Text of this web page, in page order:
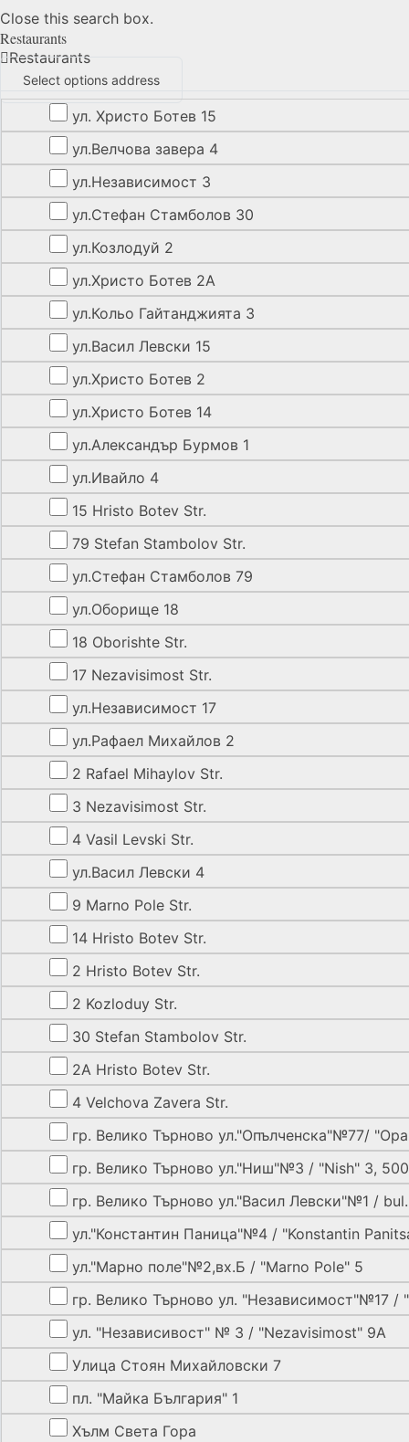
Close this search box.
Restaurants
Restaurants
Select options address
ул. Христо Ботев 15
ул.Велчова завера 4
ул.Независимост 3
ул.Стефан Стамболов 30
ул.Козлодуй 2
ул.Христо Ботев 2А
ул.Кольо Гайтанджията 3
ул.Васил Левски 15
ул.Христо Ботев 2
ул.Христо Ботев 14
ул.Александър Бурмов 1
ул.Ивайло 4
15 Hristo Botev Str.
79 Stefan Stambolov Str.
ул.Стефан Стамболов 79
ул.Оборище 18
18 Oborishte Str.
17 Nezavisimost Str.
ул.Независимост 17
ул.Рафаел Михайлов 2
2 Rafael Mihaylov Str.
3 Nezavisimost Str.
4 Vasil Levski Str.
ул.Васил Левски 4
9 Marno Pole Str.
14 Hristo Botev Str.
2 Hristo Botev Str.
2 Kozloduy Str.
30 Stefan Stambolov Str.
2A Hristo Botev Str.
4 Velchova Zavera Str.
гр. Велико Търново ул."Опълченска"№77/
гр. Велико Търново ул."Ниш"№3 / "Nish" 3,
гр. Велико Търново ул."Васил Левски"№1 /
ул."Константин Паница"№4 / "Konstantin
ул."Марно поле"№2,вх.Б / "Marno Pole" 5
гр. Велико Търново ул. "Независимост"№17 /
ул. "Независивост" № 3 / "Nezavisimost" 9А
Улица Стоян Михайловски 7
пл. "Майка България" 1
Хълм Света Гора